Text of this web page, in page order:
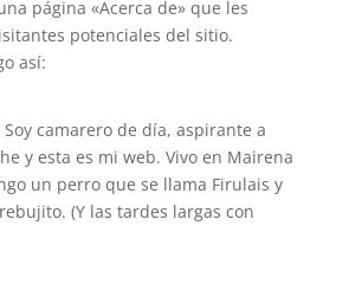
página «Acerca de» que les
potenciales del sitio.
así:
Soy camarero de día, aspirante a
y esta es mi web. Vivo en Mairena
un perro que se llama Firulais y
(Y las tardes largas con